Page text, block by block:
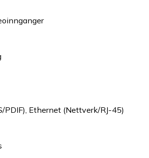
PDIF), Ethernet (Nettverk/RJ-45)